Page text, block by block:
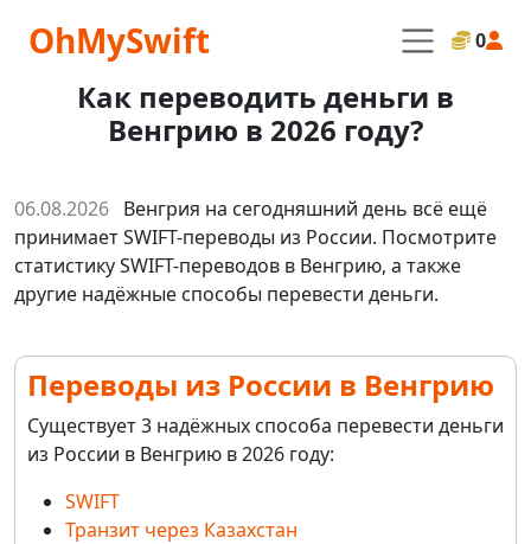
OhMySwift 0
Как переводить деньги в
Венгрию в 2026 году?
06.08.2026 Венгрия на сегодняшний день всё ещё
принимает SWIFT-переводы из России. Посмотрите
статистику SWIFT-переводов в Венгрию, а также
другие надёжные способы перевести деньги.
Переводы из России в Венгрию
Существует 3 надёжных способа перевести деньги
из России в Венгрию в 2026 году:
SWIFT
Транзит через Казахстан